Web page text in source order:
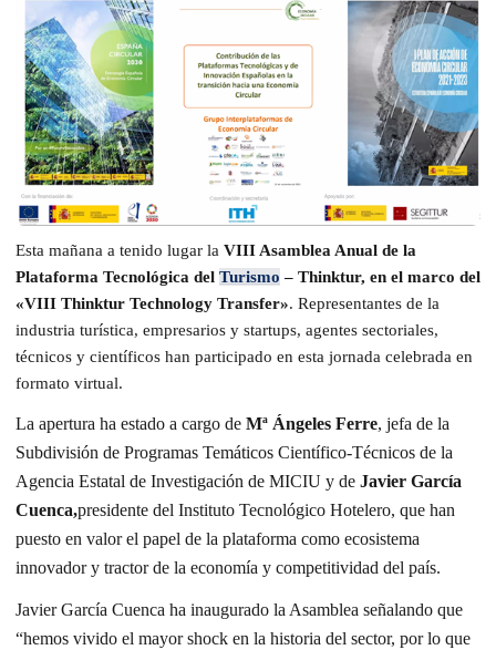
Esta mañana a tenido lugar la VIII Asamblea Anual de la
Plataforma Tecnológica del Turismo – Thinktur, en el marco del
«VIII Thinktur Technology Transfer». Representantes de la
industria turística, empresarios y startups, agentes sectoriales,
técnicos y científicos han participado en esta jornada celebrada en
formato virtual.
La apertura ha estado a cargo de Mª Ángeles Ferre, jefa de la
Subdivisión de Programas Temáticos Científico-Técnicos de la
Agencia Estatal de Investigación de MICIU y de Javier García
Cuenca,presidente del Instituto Tecnológico Hotelero, que han
puesto en valor el papel de la plataforma como ecosistema
innovador y tractor de la economía y competitividad del país.
Javier García Cuenca ha inaugurado la Asamblea señalando que
“hemos vivido el mayor shock en la historia del sector, por lo que